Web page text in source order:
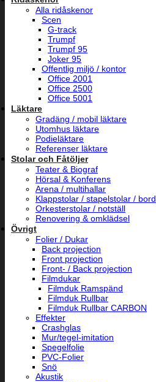
Alla ridåskenor
Scen
G-track
Trumpf
Trumpf 95
Joker 95
Offentlig miljö / kontor
Office 2001
Office 2500
Office 5001
Läktare
Gradäng / mobil läktare
Utomhus läktare
Podieläktare
Referenser läktare
Stolar och Fåtöljer
Teater & Biograf
Hörsal & Konferens
Arena / multihallar
Klappstolar / stapelstolar / bord
Orkesterstolar / notställ
Renovering & omklädsel
Övrigt
Folier / Dukar
Back projection
Front projection
Front- / Back projection
Filmdukar
Filmduk Ramspänd
Filmduk Rullbar
Filmduk Rullbar CARBON
Effekter
Crashglas
Mur/tegel-imitation
Spegelfolie
PVC-Folier
Snö
Akustik